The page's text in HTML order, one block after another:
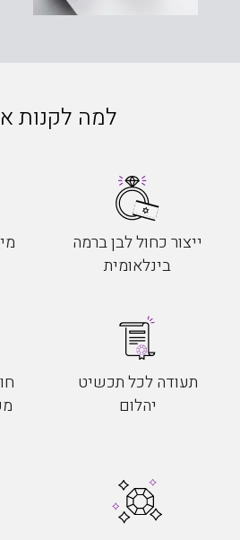
למה לקנות
ייצור כחול לבן ברמה
בינלאומית
תעודה לכל תכשיט
יהלום